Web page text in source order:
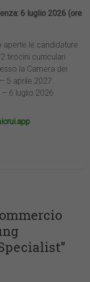
6 luglio 2026 (ore
aperte le candidature
tirocini curriculari
la Camera dei
5 aprile 2027.
6 luglio 2026